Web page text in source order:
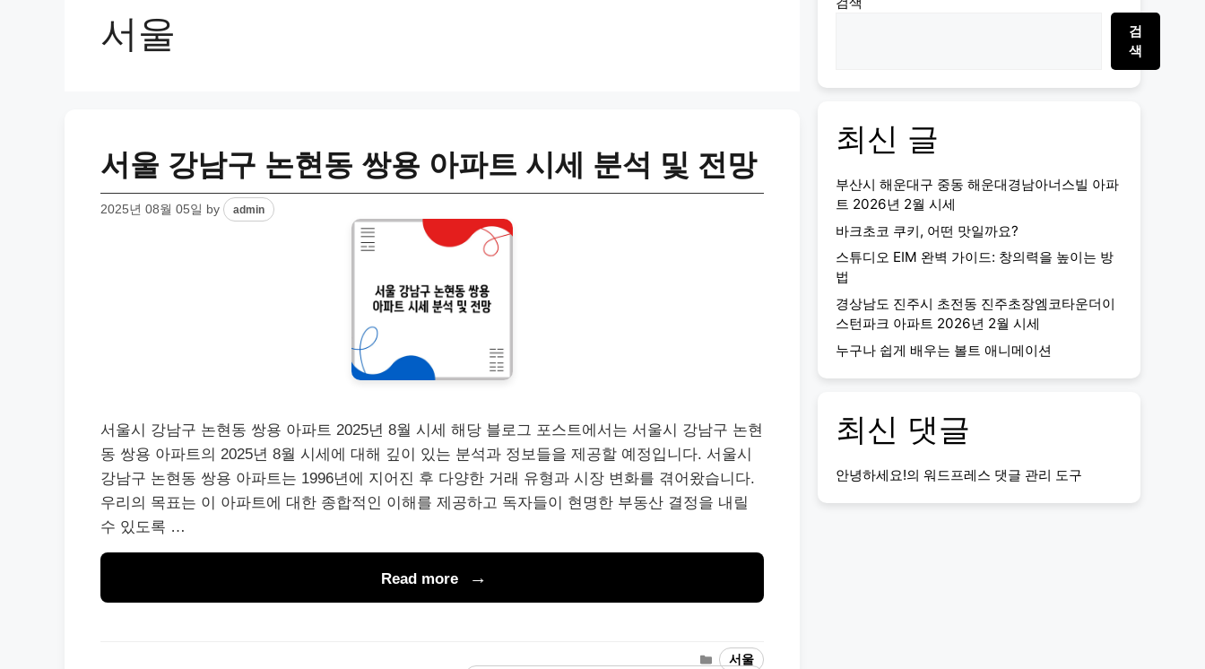
서울
서울 강남구 논현동 쌍용 아파트 시세 분석 및 전망
2025년 08월 05일 by admin
서울시 강남구 논현동 쌍용 아파트 2025년 8월 시세 해당 블로그 포스트에서는 서울시 강남구 논현
동 쌍용 아파트의 2025년 8월 시세에 대해 깊이 있는 분석과 정보들을 제공할 예정입니다. 서울시
강남구 논현동 쌍용 아파트는 1996년에 지어진 후 다양한 거래 유형과 시장 변화를 겪어왔습니다.
우리의 목표는 이 아파트에 대한 종합적인 이해를 제공하고 독자들이 현명한 부동산 결정을 내릴
수 있도록 …
Read more
Categories
서울
검
색
최신 글
부산시 해운대구 중동 해운대경남아너스빌 아파
트 2026년 2월 시세
바크초코 쿠키, 어떤 맛일까요?
스튜디오 EIM 완벽 가이드: 창의력을 높이는 방
법
경상남도 진주시 초전동 진주초장엠코타운더이
스턴파크 아파트 2026년 2월 시세
누구나 쉽게 배우는 볼트 애니메이션
최신 댓글
안녕하세요!의 워드프레스 댓글 관리 도구